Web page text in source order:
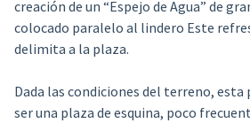
creación de un “Espejo de Agua” de
colocado paralelo al lindero Este
delimita a la plaza.
Dada las condiciones del terreno, esta
ser una plaza de esquina, poco